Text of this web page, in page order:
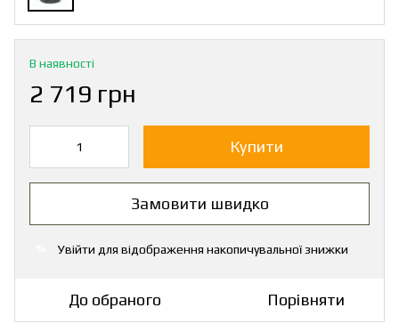
В наявності
2 719 грн
Купити
Замовити швидко
Увійти для відображення накопичувальної знижки
До обраного Порівняти